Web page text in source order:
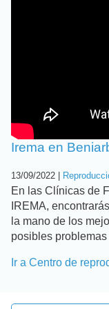
Irema en
13/09/2022 |
En las Clínicas de
IREMA,
la mano de los
posibles
Ir a Centro de